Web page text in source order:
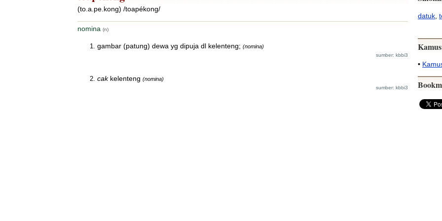
(to.a.pe.kong) /toapékong/
nomina (n)
gambar (patung) dewa yg dipuja dl kelenteng; (nomina)
sumber: kbbi3
cakkelenteng (nomina)
sumber: kbbi3
datuk
•